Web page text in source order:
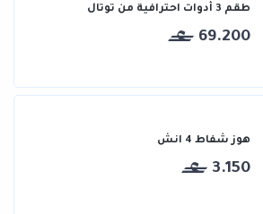
طقم 3 أدوات احترافية من توتال
69.200
هوز شفاط 4 انش
3.150